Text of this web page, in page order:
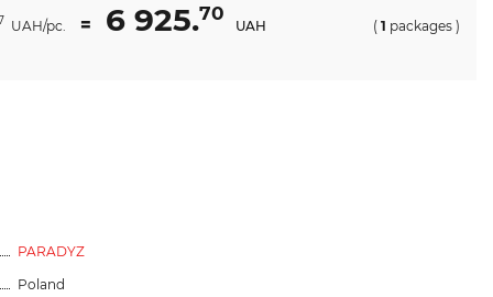
UAH/pc. = 6 925.70
UAH ( 1 packages )
PARADYZ
Poland